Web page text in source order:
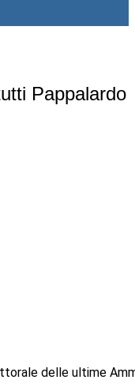
Pappalardo
delle ultime